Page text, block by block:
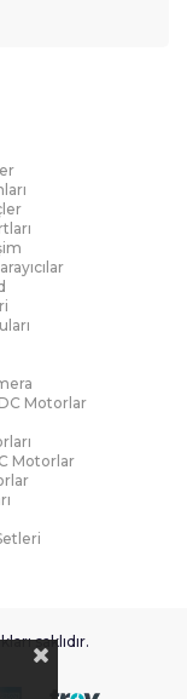
Motorlar
Motorlar
saklıdır.